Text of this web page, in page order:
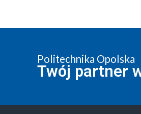
Politechnika Opolska
Twój partner